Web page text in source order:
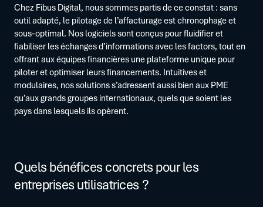
Chez Fibus Digital, nous sommes partis de ce constat : sans
outil adapté, le pilotage de l’affacturage est chronophage et
sous-optimal. Nos logiciels sont conçus pour fluidifier et
fiabiliser les échanges d’informations avec les factors, tout en
offrant aux équipes financières une plateforme unique pour
piloter et optimiser leurs financements. Intuitives et
modulaires, nos solutions s’adressent aussi bien aux PME
qu’aux grands groupes internationaux, quels que soient les
pays dans lesquels ils opèrent.
Quels bénéfices concrets pour les
entreprises utilisatrices ?